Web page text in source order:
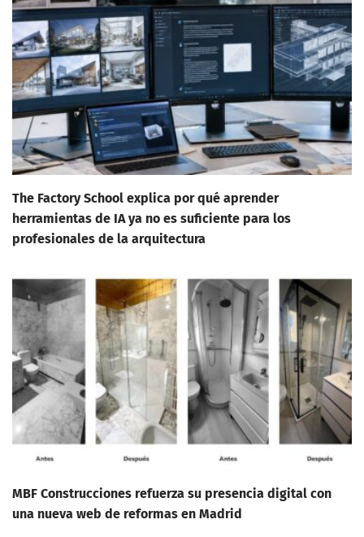
The Factory School explica por qué aprender
herramientas de IA ya no es suficiente para los
profesionales de la arquitectura
MBF Construcciones refuerza su presencia digital con
una nueva web de reformas en Madrid